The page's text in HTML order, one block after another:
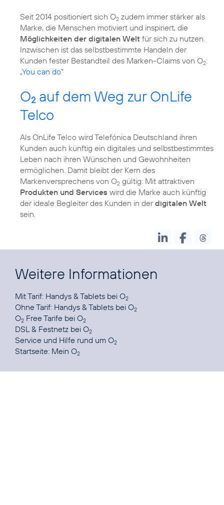
Seit 2014 positioniert sich O2 zudem immer stärker als
Marke, die Menschen motiviert und inspiriert, die
Möglichkeiten der digitalen Welt für sich zu nutzen.
Inzwischen ist das selbstbestimmte Handeln der
Kunden fester Bestandteil des Marken-Claims von O2:
„You can do“
O2 auf dem Weg zur OnLife
Telco
Als OnLife Telco wird Telefónica Deutschland ihren
Kunden auch künftig ein digitales und selbstbestimmtes
Leben nach ihren Wünschen und Gewohnheiten
ermöglichen. Damit bleibt der Kern des
Markenversprechens von O2 gültig: Mit attraktiven
Produkten und Services wird die Marke auch künftig
der ideale Begleiter des Kunden in derdigitalen Welt
sein.
Weitere Informationen
Mit Tarif: Handys & Tablets bei O2
Ohne Tarif: Handys & Tablets bei O2
O2 Free Tarife bei O2
DSL & Festnetz bei O2
Service und Hilfe rund um O2
Startseite: Mein O2